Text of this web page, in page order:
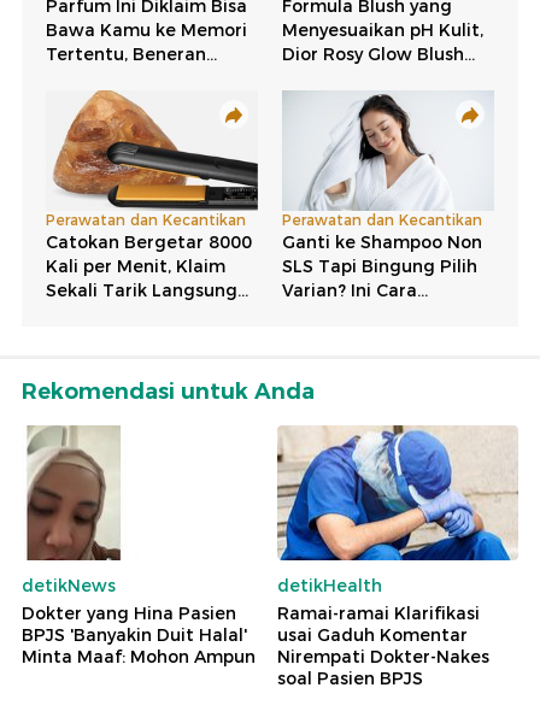
Rekomendasi untuk Anda
detikNews
Dokter yang Hina Pasien
BPJS 'Banyakin Duit Halal'
Minta Maaf: Mohon Ampun
detikHealth
Ramai-ramai Klarifikasi
usai Gaduh Komentar
Nirempati Dokter-Nakes
soal Pasien BPJS